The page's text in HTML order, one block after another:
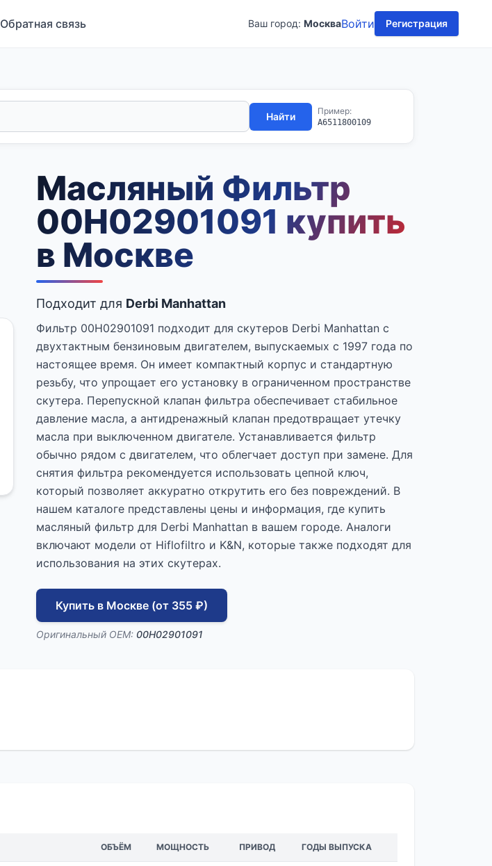
Обратная связь Ваш город: МоскваВойти Регистрация
Найти Пример:
A6511800109
Масляный Фильтр
00H02901091 купить
в Москве
Подходит для Derbi Manhattan
Фильтр 00H02901091 подходит для скутеров Derbi Manhattan с
двухтактным бензиновым двигателем, выпускаемых с 1997 года по
настоящее время. Он имеет компактный корпус и стандартную
резьбу, что упрощает его установку в ограниченном пространстве
скутера. Перепускной клапан фильтра обеспечивает стабильное
давление масла, а антидренажный клапан предотвращает утечку
масла при выключенном двигателе. Устанавливается фильтр
обычно рядом с двигателем, что облегчает доступ при замене. Для
снятия фильтра рекомендуется использовать цепной ключ,
который позволяет аккуратно открутить его без повреждений. В
нашем каталоге представлены цены и информация, где купить
масляный фильтр для Derbi Manhattan в вашем городе. Аналоги
включают модели от Hiflofiltro и K&N, которые также подходят для
использования на этих скутерах.
Купить в Москве (от 355 ₽)
Оригинальный OEM: 00H02901091
ОБЪЁМ МОЩНОСТЬ ПРИВОД ГОДЫ ВЫПУСКА